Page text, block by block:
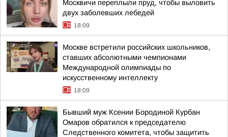
Москвичи переплыли пруд, чтобы выловить
двух заболевших лебедей
18:09
Москве встретили российских школьников,
ставших абсолютными чемпионами
Международной олимпиады по
искусственному интеллекту
18:09
Бывший муж Ксении Бородиной Курбан
Омаров обратился к председателю
Следственного комитета, чтобы защитить